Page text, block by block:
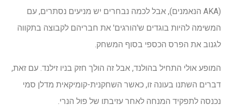
(AKA הנאמנים), אבל לכמה נבחרים יש מניעים נסתרים, עם
המשימה להיות בוגדים ש'הורגים' את חבריהם לקבוצה בתקווה
לגנוב את הפרס הכספי בסוף המשחק.
המופע אולי התחיל בהולנד, אבל זה הולך חזק בניו זילנד. עם זאת,
דברים השתנו בעונה זו, כאשר השחקנית-קומיקאית מדלן סמי
נכנסה לתפקיד המנחה לאחר עזיבתו של פול הנרי.